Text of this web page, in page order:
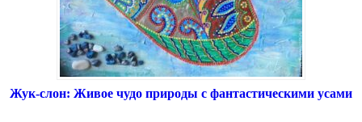
Жук-слон: Живое чудо природы с фантастическими усами